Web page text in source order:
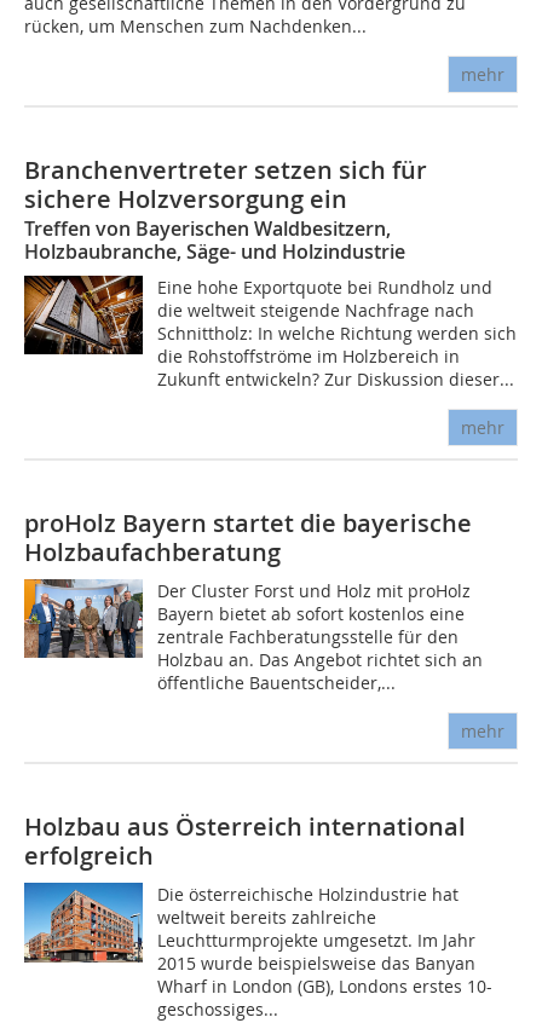
rücken, um Menschen zum Nachdenken...
mehr
Branchenvertreter setzen sich für
sichere Holzversorgung ein
Treffen von Bayerischen Waldbesitzern,
Holzbaubranche, Säge- und Holzindustrie
Eine hohe Exportquote bei Rundholz und
die weltweit steigende Nachfrage nach
Schnittholz: In welche Richtung werden sich
die Rohstoffströme im Holzbereich in
Zukunft entwickeln? Zur Diskussion dieser...
mehr
proHolz Bayern startet die bayerische
Holzbaufachberatung
Der Cluster Forst und Holz mit proHolz
Bayern bietet ab sofort kostenlos eine
zentrale Fachberatungsstelle für den
Holzbau an. Das Angebot richtet sich an
öffentliche Bauentscheider,...
mehr
Holzbau aus Österreich international
erfolgreich
Die österreichische Holzindustrie hat
weltweit bereits zahlreiche
Leuchtturmprojekte umgesetzt. Im Jahr
2015 wurde beispielsweise das Banyan
Wharf in London (GB), Londons erstes 10-
geschossiges...